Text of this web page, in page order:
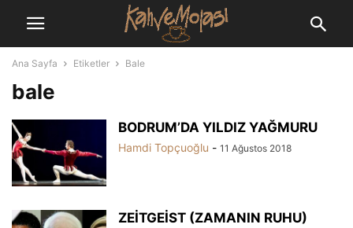
Ana Sayfa Etiketler Bale
bale
BODRUM’DA YILDIZ YAĞMURU
Hamdi Topçuoğlu - 11 Ağustos 2018
ZEİTGEİST (ZAMANIN RUHU)